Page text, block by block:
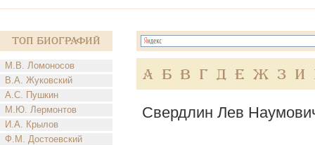
Топ Биографий
М.В. Ломоносов
В.А. Жуковский
А.С. Пушкин
М.Ю. Лермонтов
И.А. Крылов
Ф.М. Достоевский
А Б В Г Д Е Ж З И
Свердлин Лев